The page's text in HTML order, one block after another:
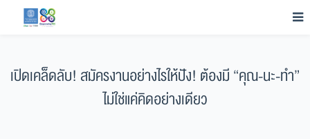
เปิดเคล็ดลับ! สมัครงานอย่างไรให้ปัง! ต้องมี “คุณ-นะ-ทำ”
ไม่ใช่แค่คิดอย่างเดียว